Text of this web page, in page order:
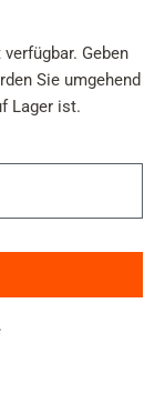
Geben
Sie umgehend
Lager ist.